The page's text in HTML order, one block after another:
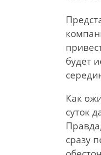
будет
Как
суток
сразу